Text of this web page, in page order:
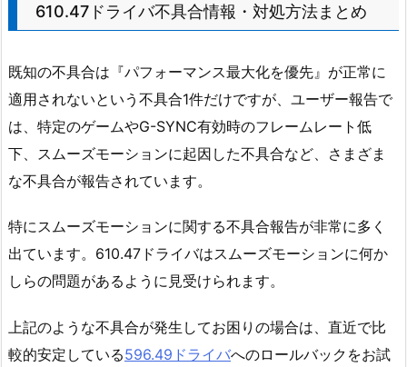
610.47ドライバ不具合情報・対処方法まとめ
既知の不具合は『パフォーマンス最大化を優先』が正常に
適用されないという不具合1件だけですが、ユーザー報告で
は、特定のゲームやG-SYNC有効時のフレームレート低
下、スムーズモーションに起因した不具合など、さまざま
な不具合が報告されています。
特にスムーズモーションに関する不具合報告が非常に多く
出ています。610.47ドライバはスムーズモーションに何か
しらの問題があるように見受けられます。
上記のような不具合が発生してお困りの場合は、直近で比
較的安定している596.49ドライバへのロールバックをお試